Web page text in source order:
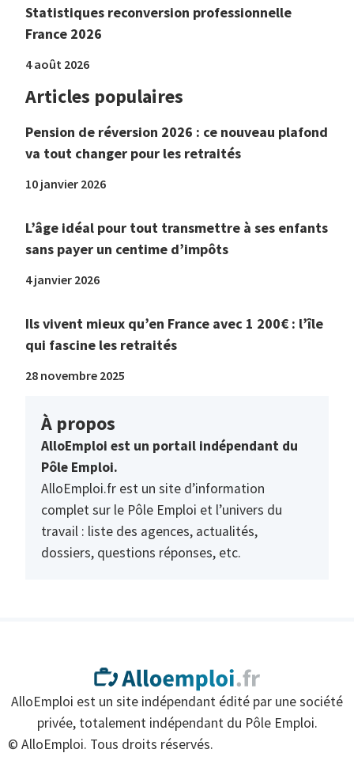
Statistiques reconversion professionnelle
France 2026
4 août 2026
Articles populaires
Pension de réversion 2026 : ce nouveau plafond
va tout changer pour les retraités
10 janvier 2026
L’âge idéal pour tout transmettre à ses enfants
sans payer un centime d’impôts
4 janvier 2026
Ils vivent mieux qu’en France avec 1 200€ : l’île
qui fascine les retraités
28 novembre 2025
À propos
AlloEmploi est un portail indépendant du
Pôle Emploi.
AlloEmploi.fr est un site d’information
complet sur le Pôle Emploi et l’univers du
travail : liste des agences, actualités,
dossiers, questions réponses, etc.
AlloEmploi est un site indépendant édité par une société
privée, totalement indépendant du Pôle Emploi.
© AlloEmploi. Tous droits réservés.